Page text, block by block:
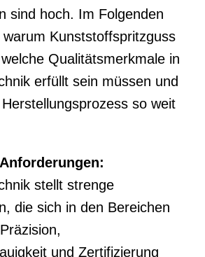
sind hoch. Im Folgenden
Kunststoffspritzguss
Qualitätsmerkmale in
erfüllt sein müssen und
so weit
stellt strenge
die sich in den Bereichen
und Zertifizierung